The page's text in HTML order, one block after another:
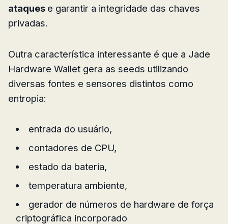
ataques e garantir a integridade das chaves
privadas.
Outra característica interessante é que a Jade
Hardware Wallet gera as seeds utilizando
diversas fontes e sensores distintos como
entropia:
entrada do usuário,
contadores de CPU,
estado da bateria,
temperatura ambiente,
gerador de números de hardware de força
criptográfica incorporado